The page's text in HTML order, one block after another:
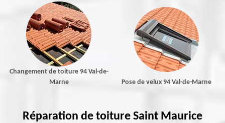
Changement de toiture 94 Val-de-
Marne
Pose de velux 94 Val-de-Marne
Réparation de toiture Saint Maurice